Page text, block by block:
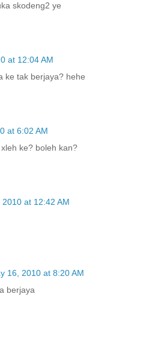
skodeng2 ye
at 12:04 AM
ke tak berjaya? hehe
at 6:02 AM
ke? boleh kan?
2010 at 12:42 AM
16, 2010 at 8:20 AM
berjaya